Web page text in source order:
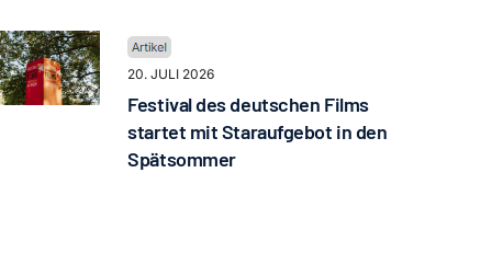
20. JULI 2026
Festival des deutschen Films
startet mit Staraufgebot in den
Spätsommer